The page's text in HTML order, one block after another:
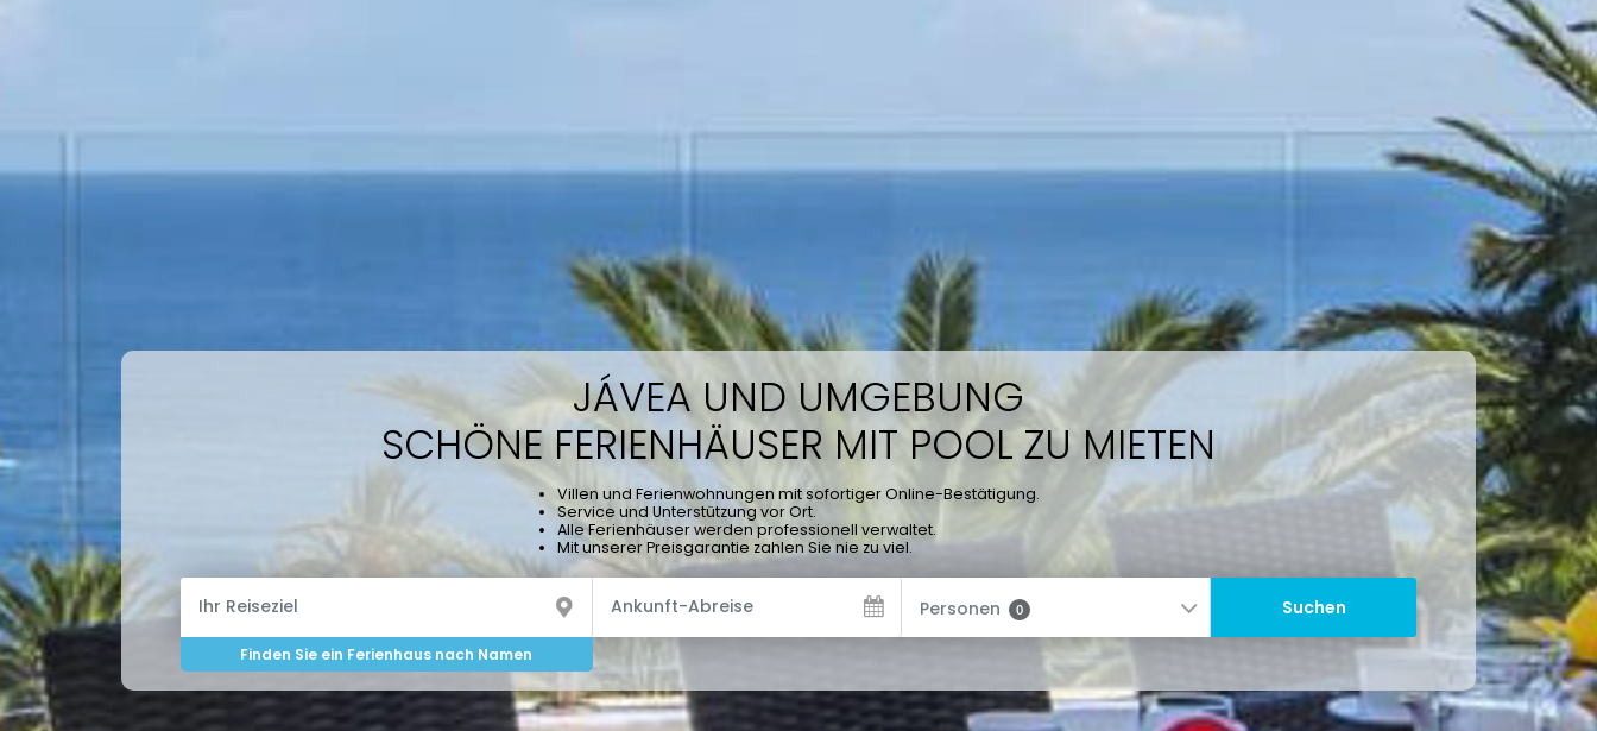
JÁVEA UND UMGEBUNG
SCHÖNE FERIENHÄUSER MIT POOL ZU MIETEN
Villen und Ferienwohnungen mit sofortiger Online-Bestätigung.
Service und Unterstützung vor Ort.
Alle Ferienhäuser werden professionell verwaltet.
Mit unserer Preisgarantie zahlen Sie nie zu viel.
Finden Sie ein Ferienhaus nach Namen
Personen 0